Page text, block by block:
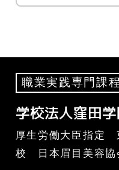
職業実践専門課
学校法人窪田
厚生労働大臣指定
校 日本眉目美容協